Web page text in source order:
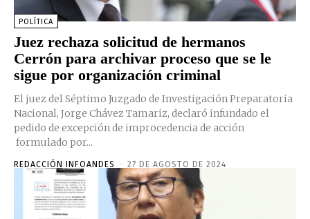
POLÍTICA
Juez rechaza solicitud de hermanos
Cerrón para archivar proceso que se le
sigue por organización criminal
El juez del Séptimo Juzgado de Investigación Preparatoria
Nacional, Jorge Chávez Tamariz, declaró infundado el
pedido de excepción de improcedencia de acción
formulado por...
REDACCIÓN INFOANDES - 27 DE AGOSTO DE 2024